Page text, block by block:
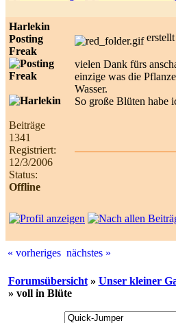
Harlekin
Posting
Freak
Beiträge
1341
Registriert:
12/3/2006
Status:
Offline
erstellt
vielen Dank fürs
einzige was die
Wasser.
So große Blüten habe
« vorheriges nächstes »
Forumsübersicht» Unser kleiner
» voll in Blüte